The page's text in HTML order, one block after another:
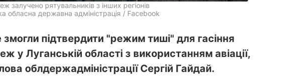
залучено рятувальників з інших регіонів
обласна державна адміністрація / Facebook
підтвердити "режим тиші" для гасіння
у Луганській області з використанням авіації,
облдержадміністрації Сергій Гайдай.